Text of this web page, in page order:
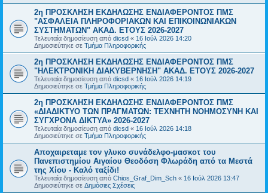
2η ΠΡΟΣΚΛΗΣΗ ΕΚΔΗΛΩΣΗΣ ΕΝΔΙΑΦΕΡΟΝΤΟΣ ΠΜΣ
"ΑΣΦΑΛΕΙΑ ΠΛΗΡΟΦΟΡΙΑΚΩΝ ΚΑΙ ΕΠΙΚΟΙΝΩΝΙΑΚΩΝ
ΣΥΣΤΗΜΑΤΩΝ" ΑΚΑΔ. ΕΤΟΥΣ 2026-2027
Τελευταία δημοσίευση από dicsd « 16 Ιούλ 2026 14:20
Δημοσιεύτηκε σε Τμήμα Πληροφορικής
2η ΠΡΟΣΚΛΗΣΗ ΕΚΔΗΛΩΣΗΣ ΕΝΔΙΑΦΕΡΟΝΤΟΣ ΠΜΣ
"ΗΛΕΚΤΡΟΝΙΚΗ ΔΙΑΚΥΒΕΡΝΗΣΗ" ΑΚΑΔ. ΕΤΟΥΣ 2026-2027
Τελευταία δημοσίευση από dicsd « 16 Ιούλ 2026 14:19
Δημοσιεύτηκε σε Τμήμα Πληροφορικής
2η ΠΡΟΣΚΛΗΣΗ ΕΚΔΗΛΩΣΗΣ ΕΝΔΙΑΦΕΡΟΝΤΟΣ ΠΜΣ
«ΔΙΑΔΙΚΤΥΟ ΤΩΝ ΠΡΑΓΜΑΤΩΝ: ΤΕΧΝΗΤΗ ΝΟΗΜΟΣΥΝΗ ΚΑΙ
ΣΥΓΧΡΟΝΑ ΔΙΚΤΥΑ» 2026-2027
Τελευταία δημοσίευση από dicsd « 16 Ιούλ 2026 14:18
Δημοσιεύτηκε σε Τμήμα Πληροφορικής
Αποχαιρεταμε τον γλυκο συνάδελφο-μασκοτ του
Πανεπιστημίου Αιγαίου Θεοδόση Φλωράδη από τα Μεστά
της Χίου - Καλό ταξίδι!
Τελευταία δημοσίευση από Chios_Graf_Dim_Sch « 16 Ιούλ 2026 13:47
Δημοσιεύτηκε σε Δημόσιες Σχέσεις